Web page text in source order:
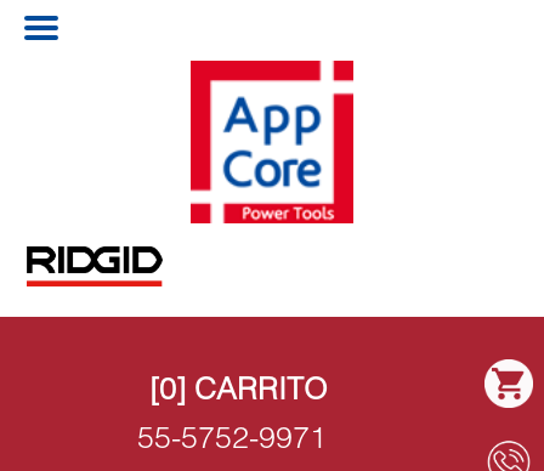
[0] CARRITO
55-5752-9971